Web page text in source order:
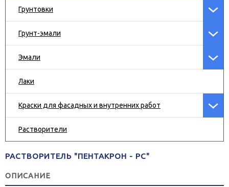
Грунтовки
Грунт-эмали
Эмали
Лаки
Краски для фасадных и внутренних работ
Растворители
РАСТВОРИТЕЛЬ "ПЕНТАКРОН - РС"
ОПИСАНИЕ